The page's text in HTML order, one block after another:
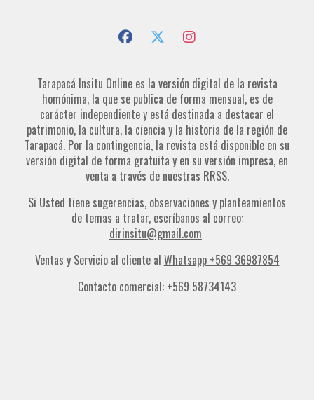
Tarapacá Insitu Online es la versión digital de la revista
homónima, la que se publica de forma mensual, es de
carácter independiente y está destinada a destacar el
patrimonio, la cultura, la ciencia y la historia de la región de
Tarapacá. Por la contingencia, la revista está disponible en su
versión digital de forma gratuita y en su versión impresa, en
venta a través de nuestras RRSS.
Si Usted tiene sugerencias, observaciones y planteamientos
de temas a tratar, escríbanos al correo:
dirinsitu@gmail.com
Ventas y Servicio al cliente al Whatsapp +569 36987854
Contacto comercial: +569 58734143